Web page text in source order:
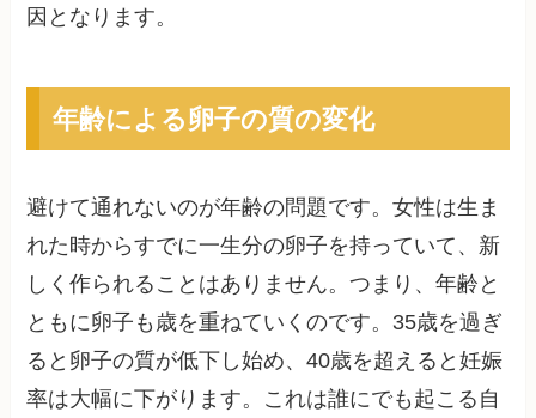
因となります。
年齢による卵子の質の変化
避けて通れないのが年齢の問題です。女性は生ま
れた時からすでに一生分の卵子を持っていて、新
しく作られることはありません。つまり、年齢と
ともに卵子も歳を重ねていくのです。35歳を過ぎ
ると卵子の質が低下し始め、40歳を超えると妊娠
率は大幅に下がります。これは誰にでも起こる自